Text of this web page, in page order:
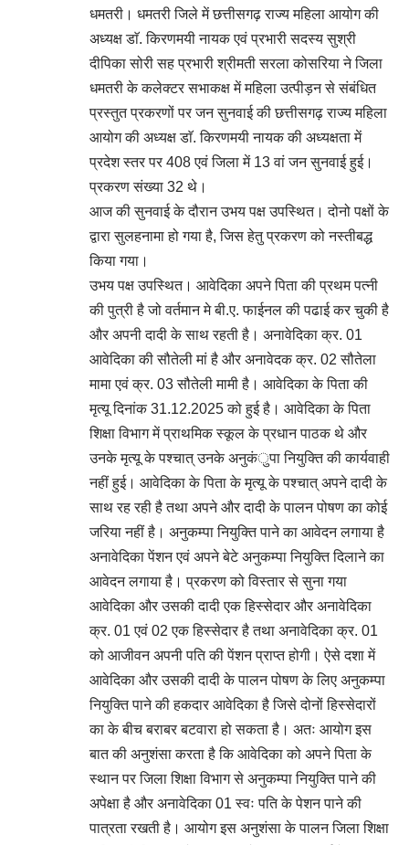
धमतरी। धमतरी जिले में छत्तीसगढ़ राज्य महिला आयोग की
अध्यक्ष डाॅ. किरणमयी नायक एवं प्रभारी सदस्य सुश्री
दीपिका सोरी सह प्रभारी श्रीमती सरला कोसरिया ने जिला
धमतरी के कलेक्टर सभाकक्ष में महिला उत्पीड़न से संबंधित
प्रस्तुत प्रकरणों पर जन सुनवाई की छत्तीसगढ़ राज्य महिला
आयोग की अध्यक्ष डाॅ. किरणमयी नायक की अध्यक्षता में
प्रदेश स्तर पर 408 एवं जिला में 13 वां जन सुनवाई हुई।
प्रकरण संख्या 32 थे।
आज की सुनवाई के दौरान उभय पक्ष उपस्थित। दोनो पक्षों के
द्वारा सुलहनामा हो गया है, जिस हेतु प्रकरण को नस्तीबद्ध
किया गया।
उभय पक्ष उपस्थित। आवेदिका अपने पिता की प्रथम पत्नी
की पुत्री है जो वर्तमान मे बी.ए. फाईनल की पढाई कर चुकी है
और अपनी दादी के साथ रहती है। अनावेदिका क्र. 01
आवेदिका की सौतेली मां है और अनावेदक क्र. 02 सौतेला
मामा एवं क्र. 03 सौतेली मामी है। आवेदिका के पिता की
मृत्यू दिनांक 31.12.2025 को हुई है। आवेदिका के पिता
शिक्षा विभाग में प्राथमिक स्कूल के प्रधान पाठक थे और
उनके मृत्यू के पश्चात् उनके अनुकंुपा नियुक्ति की कार्यवाही
नहीं हुई। आवेदिका के पिता के मृत्यू के पश्चात् अपने दादी के
साथ रह रही है तथा अपने और दादी के पालन पोषण का कोई
जरिया नहीं है। अनुकम्पा नियुक्ति पाने का आवेदन लगाया है
अनावेदिका पेंशन एवं अपने बेटे अनुकम्पा नियुक्ति दिलाने का
आवेदन लगाया है। प्रकरण को विस्तार से सुना गया
आवेदिका और उसकी दादी एक हिस्सेदार और अनावेदिका
क्र. 01 एवं 02 एक हिस्सेदार है तथा अनावेदिका क्र. 01
को आजीवन अपनी पति की पेंशन प्राप्त होगी। ऐसे दशा में
आवेदिका और उसकी दादी के पालन पोषण के लिए अनुकम्पा
नियुक्ति पाने की हकदार आवेदिका है जिसे दोनों हिस्सेदारों
का के बीच बराबर बटवारा हो सकता है। अतः आयोग इस
बात की अनुशंसा करता है कि आवेदिका को अपने पिता के
स्थान पर जिला शिक्षा विभाग से अनुकम्पा नियुक्ति पाने की
अपेक्षा है और अनावेदिका 01 स्वः पति के पेशन पाने की
पात्रता रखती है। आयोग इस अनुशंसा के पालन जिला शिक्षा